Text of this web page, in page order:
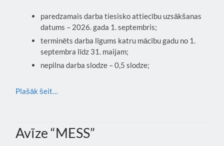
paredzamais darba tiesisko attiecību uzsākšanas
datums – 2026. gada 1. septembris;
terminēts darba līgums katru mācību gadu no 1.
septembra līdz 31. maijam;
nepilna darba slodze – 0,5 slodze;
Plašāk šeit…
Avīze “MESS”